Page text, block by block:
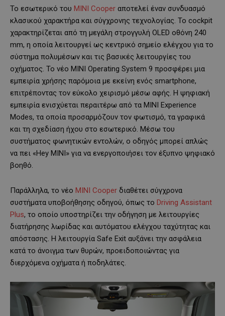
Το εσωτερικό του MINI Cooper αποτελεί έναν συνδυασμό
κλασικού χαρακτήρα και σύγχρονης τεχνολογίας. Το cockpit
χαρακτηρίζεται από τη μεγάλη στρογγυλή OLED οθόνη 240
mm, η οποία λειτουργεί ως κεντρικό σημείο ελέγχου για το
σύστημα πολυμέσων και τις βασικές λειτουργίες του
οχήματος. Το νέο MINI Operating System 9 προσφέρει μια
εμπειρία χρήσης παρόμοια με εκείνη ενός smartphone,
επιτρέποντας τον εύκολο χειρισμό μέσω αφής. Η ψηφιακή
εμπειρία ενισχύεται περαιτέρω από τα MINI Experience
Modes, τα οποία προσαρμόζουν τον φωτισμό, τα γραφικά
και τη σχεδίαση ήχου στο εσωτερικό. Μέσω του
συστήματος φωνητικών εντολών, ο οδηγός μπορεί απλώς
να πει «Hey MINI» για να ενεργοποιήσει τον έξυπνο ψηφιακό
βοηθό.
Παράλληλα, το νέο MINI Cooper διαθέτει σύγχρονα
συστήματα υποβοήθησης οδηγού, όπως το Driving Assistant
Plus, το οποίο υποστηρίζει την οδήγηση με λειτουργίες
διατήρησης λωρίδας και αυτόματου ελέγχου ταχύτητας και
απόστασης. Η λειτουργία Safe Exit αυξάνει την ασφάλεια
κατά το άνοιγμα των θυρών, προειδοποιώντας για
διερχόμενα οχήματα ή ποδηλάτες.